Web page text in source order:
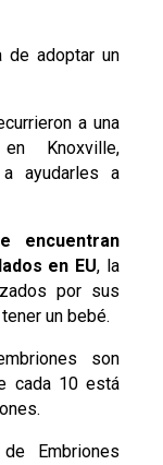
de adoptar un
a una
Knoxville,
ayudarles a
encuentran
en EU, la
por sus
un bebé.
son
cada 10 está
Embriones